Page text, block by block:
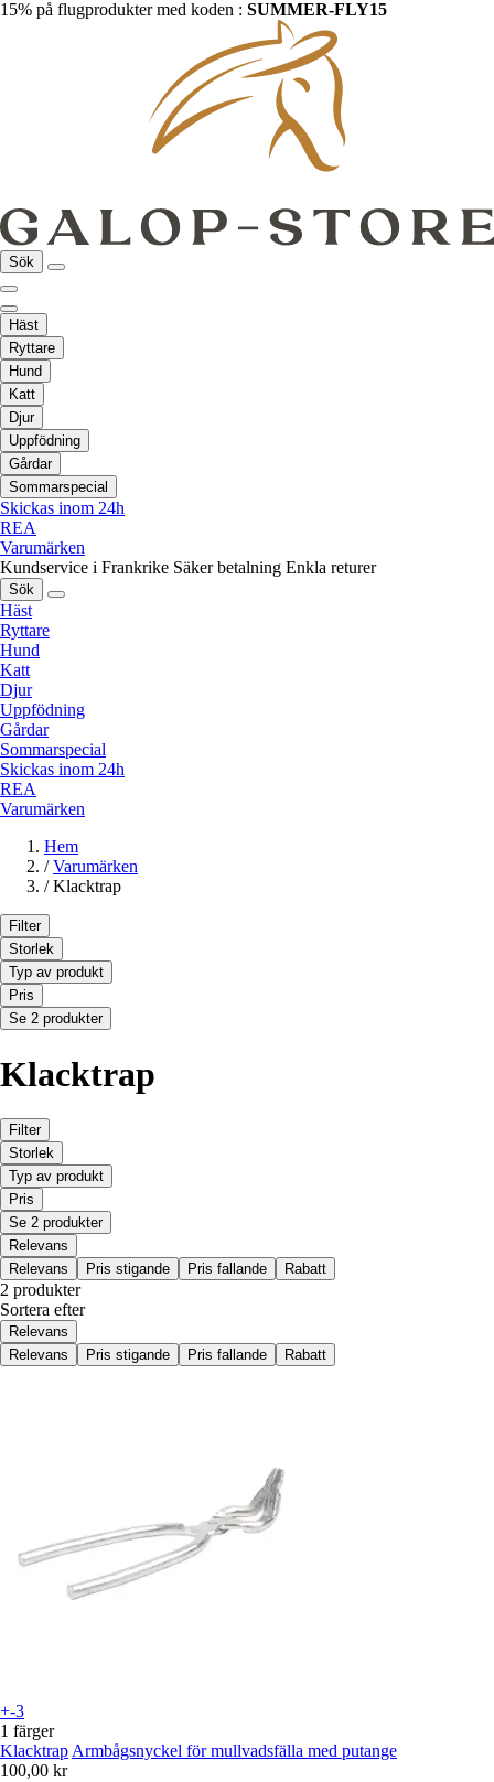
15% på flugprodukter med koden : SUMMER-FLY15
Sök
Häst
Ryttare
Hund
Katt
Djur
Uppfödning
Gårdar
Sommarspecial
Skickas inom 24h
REA
Varumärken
Kundservice i Frankrike Säker betalning Enkla returer
Sök
Häst
Ryttare
Hund
Katt
Djur
Uppfödning
Gårdar
Sommarspecial
Skickas inom 24h
REA
Varumärken
Hem
/ Varumärken
/ Klacktrap
Filter
Storlek
Typ av produkt
Pris
Se 2 produkter
Klacktrap
Filter
Storlek
Typ av produkt
Pris
Se 2 produkter
Relevans
Relevans
Pris stigande Pris fallande Rabatt
2 produkter
Sortera efter
Relevans
Relevans
Pris stigande Pris fallande Rabatt
+-3
1 färger
Klacktrap Armbågsnyckel för mullvadsfälla med putange
100,00 kr